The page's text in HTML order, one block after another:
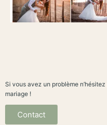
Si vous avez un problème
mariage !
Contact